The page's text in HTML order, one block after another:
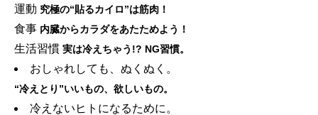
運動 究極の“貼るカイロ”は筋肉！
食事 内臓からカラダをあたためよう！
生活習慣 実は冷えちゃう!? NG習慣。
おしゃれしても、ぬくぬく。
“冷えとり”いいもの、欲しいもの。
冷えないヒトになるために。